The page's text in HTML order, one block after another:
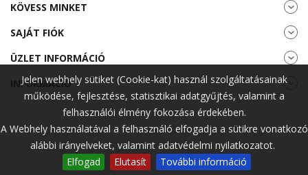
KÖVESS MINKET
SAJÁT FIÓK
ÜZLET INFORMÁCIÓ
INFORMÁCIÓ
Jelen webhely sütiket (Cookie-kat) használ szolgáltatásainak
működése, fejlesztése, statisztikai adatgyűjtés, valamint a
felhasználói élmény fokozása érdekében.
A Webhely használatával a felhasználó elfogadja a sütikre vonatkozó
alábbi irányelveket, valamint adatvédelmi nyilatkozatot.
Elfogad
Elutasít További információ